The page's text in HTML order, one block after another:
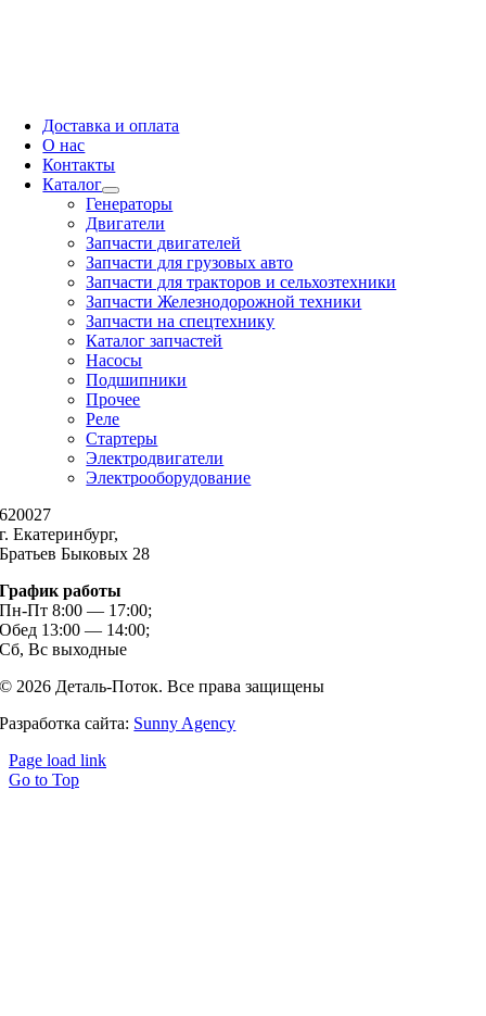
Доставка и оплата
О нас
Контакты
Каталог
Генераторы
Двигатели
Запчасти двигателей
Запчасти для грузовых авто
Запчасти для тракторов и сельхозтехники
Запчасти Железнодорожной техники
Запчасти на спецтехнику
Каталог запчастей
Насосы
Подшипники
Прочее
Реле
Стартеры
Электродвигатели
Электрооборудование
620027
г. Екатеринбург,
Братьев Быковых 28
График работы
Пн-Пт 8:00 — 17:00;
Обед 13:00 — 14:00;
Сб, Вс выходные
© 2026 Деталь-Поток. Все права защищены
Разработка сайта: Sunny Agency
Page load link
Go to Top